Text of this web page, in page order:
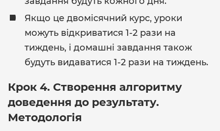
Якщо це двомісячний курс, уроки
можуть відкриватися 1-2 рази на
тиждень, і домашні завдання також
будуть видаватися 1-2 рази на тиждень.
Крок 4. Створення алгоритму
доведення до результату.
Методологія